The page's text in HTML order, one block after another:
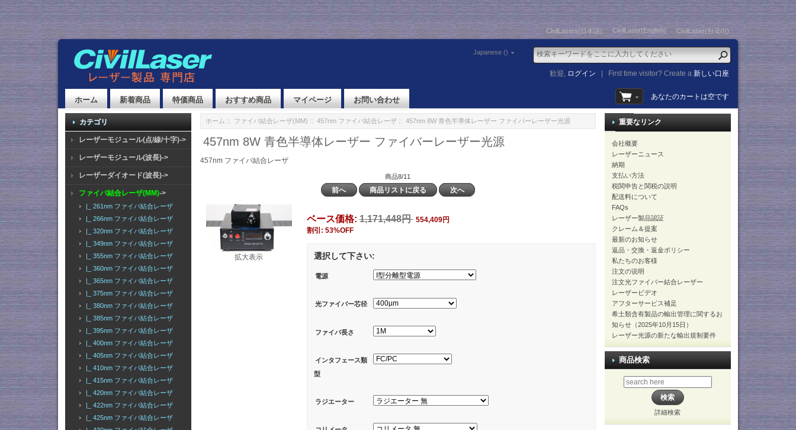
CivilLasers(日本語) CivilLaser(English) CivilLaser(한국어)
Japanese ()
歓迎, ログイン First time visitor? Create a新しい口座
ホーム 新着商品 特価商品 おすすめ商品 マイページ お問い合わせ あなたのカートは空です
カテゴリ
レーザーモジュール(点/線/十字)->
レーザーモジュール(波長)->
レーザーダイオード(波長)->
ファイバ結合レーザ(MM)->
|_ 261nm ファイバ結合レーザ
|_ 266nm ファイバ結合レーザ
|_ 320nm ファイバ結合レーザ
|_ 349nm ファイバ結合レーザ
|_ 355nm ファイバ結合レーザ
|_ 360nm ファイバ結合レーザ
|_ 365nm ファイバ結合レーザ
|_ 375nm ファイバ結合レーザ
|_ 380nm ファイバ結合レーザ
|_ 385nm ファイバ結合レーザ
|_ 395nm ファイバ結合レーザ
|_ 400nm ファイバ結合レーザ
|_ 405nm ファイバ結合レーザ
|_ 410nm ファイバ結合レーザ
|_ 415nm ファイバ結合レーザ
|_ 420nm ファイバ結合レーザ
|_ 422nm ファイバ結合レーザ
|_ 425nm ファイバ結合レーザ
ホーム :: ファイバ結合レーザ(MM) :: 457nm ファイバ結合レーザ:: 457nm 8W 青色半導体レーザー ファイバーレーザー光源
457nm 8W 青色半導体レーザー ファイバーレーザー光源
457nm ファイバ結合レーザ
商品8/11
前へ 商品リストに戻る 次へ
拡大表示
ベース価格:1,171,448円 554,409円
割引: 53%OFF
選択して下さい:
電源
光ファイバー芯径
ファイバ長さ
インタフェース類
型
ラジエーター
重要なリンク
会社概要
レーザーニュース
納期
支払い方法
税関申告と関税の説明
配送料について
FAQs
レーザー製品認証
クレーム＆提案
最新のお知らせ
返品・交換・返金ポリシー
私たちのお客様
注文の说明
注文光ファイバー結合レーザー
レーザービデオ
アフターサービス補足
希土類含有製品の輸出管理に関するお
知らせ（2025年10月15日）
レーザー光源の新たな輸出規制要件
商品検索
詳細検索